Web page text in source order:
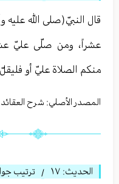
قال النبيّ(صلى الله
عشراً، ومن صلّى عليّ
منكم الصلاة عليّ أو
المصدر الأصلي: شرح العقائد
الحديث: ١٧ / ترتيب